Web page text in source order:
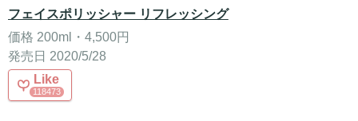
フェイスポリッシャー リフレッシング
価格 200ml・4,500円
発売日 2020/5/28
Like
118473